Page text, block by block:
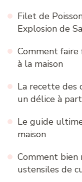
Filet de
Explosion de
Comment
à la maison
La recette des
un délice à
Le guide
maison
Comment
ustensiles de